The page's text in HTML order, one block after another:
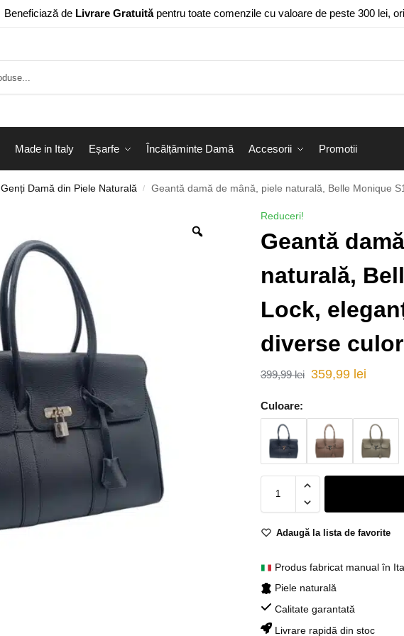
Beneficiază de Livrare Gratuităpentru toate comenzile cu valoare de peste 300 lei,
Made in Italy Eșarfe Încălțăminte Damă Accesorii Promotii
Genți Damă din Piele Naturală / Geantă damă de mână, piele naturală, Belle Monique
Reduceri!
Geantă
naturală,
Lock,
diverse
399,99lei 359,99 lei
Culoare:
Adaugă la lista de favorite
Produs fabricat manual în
Piele naturală
Calitate garantată
Livrare rapidă din stoc